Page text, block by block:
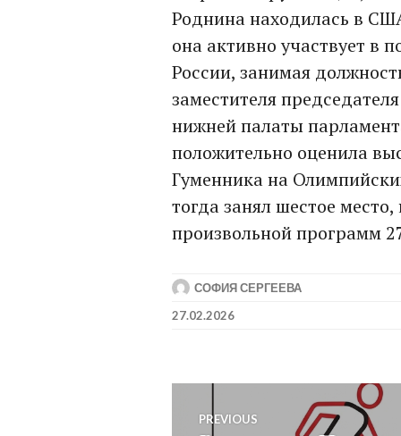
Роднина находилась в
она активно участвует в
России, занимая
заместителя
нижней палаты
положительно оценила
Гуменника на
тогда занял шестое
произвольной программ
СОФИЯ СЕРГЕЕВА
27.02.2026
Post
PREVIOUS